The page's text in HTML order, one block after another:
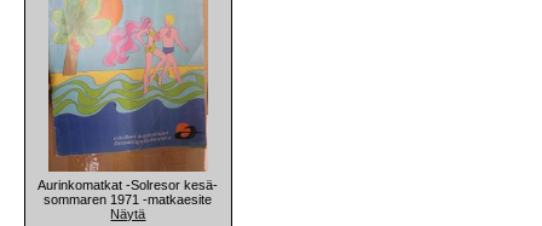
Aurinkomatkat -Solresor kesä-
sommaren 1971 -matkaesite
Näytä